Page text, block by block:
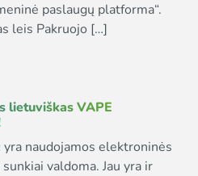
paslaugų platforma“.
leis Pakruojo […]
lietuviškas VAPE
naudojamos elektroninės
valdoma. Jau yra ir